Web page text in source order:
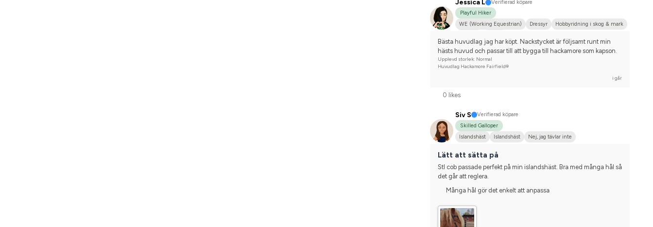
Jessica L
Verifierad köpare
Playful Hiker
WE (Working Equestrian)
Dressyr
Hobbyridning i skog & mark
Bästa huvudlag jag har köpt. Nackstycket är följsamt runt min
hästs huvud och passar till att bygga till hackamore som kapson.
Upplevd storlek: Normal
Huvudlag Hackamore Fairfield®
i går
0 likes
Siv S
Verifierad köpare
Skilled Galloper
Islandshäst
Islandshäst Nej, jag tävlar inte
Lätt att sätta på
Stl cob passade perfekt på min islandshäst. Bra med många hål så
det går att reglera.
Många hål gör det enkelt att anpassa